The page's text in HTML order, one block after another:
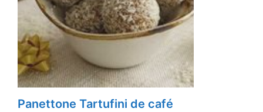
Panettone Tartufini de café